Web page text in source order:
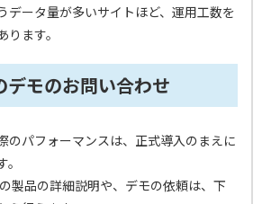
データ量が多いサイトほど、運用工数を
ます。
モのお問い合わせ
のパフォーマンスは、正式導入のまえに
製品の詳細説明や、デモの依頼は、下